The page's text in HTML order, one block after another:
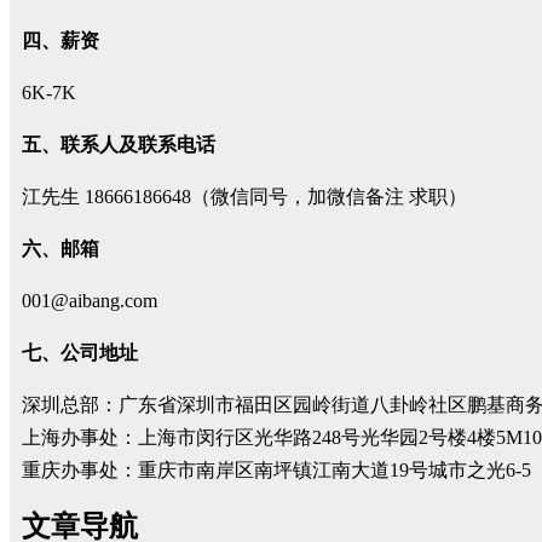
四、薪资
6K-7K
五、联系人及联系电话
江先生 18666186648（微信同号，加微信备注 求职）
六、邮箱
001@aibang.com
七、公司地址
深圳总部：广东省深圳市福田区园岭街道八卦岭社区鹏基商
上海办事处：上海市闵行区光华路248号光华园2号楼4楼
重庆办事处：重庆市南岸区南坪镇江南大道19号城市之光6-5
文章导航